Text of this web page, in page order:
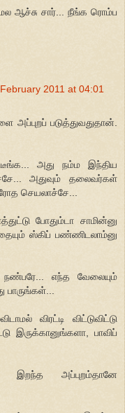
ஆச்சு சார்... நீங்க ரொம்ப
2011 at 04:01
அப்புறப் படுத்துவதுதான்.
அது நம்ம இந்திய
அதுவும் தலைவர்கள்
செயலாச்சே...
போதும்டா சாமின்னு
ஸ்கிப் பண்ணிடலாம்னு
எந்த வேலையும்
பாருங்கள்...
விரட்டி விட்டுவிட்டு
இருக்கானுங்களா, பாவிப்
இறந்த அப்புறம்தானே